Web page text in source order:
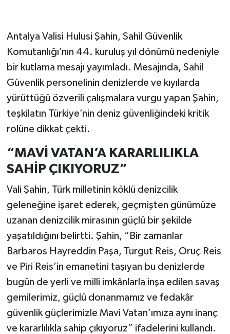
Antalya Valisi Hulusi Şahin, Sahil Güvenlik
Komutanlığı’nın 44. kuruluş yıl dönümü nedeniyle
bir kutlama mesajı yayımladı. Mesajında, Sahil
Güvenlik personelinin denizlerde ve kıyılarda
yürüttüğü özverili çalışmalara vurgu yapan Şahin,
teşkilatın Türkiye’nin deniz güvenliğindeki kritik
rolüne dikkat çekti.
“MAVİ VATAN’A KARARLILIKLA
SAHİP ÇIKIYORUZ”
Vali Şahin, Türk milletinin köklü denizcilik
geleneğine işaret ederek, geçmişten günümüze
uzanan denizcilik mirasının güçlü bir şekilde
yaşatıldığını belirtti. Şahin, “Bir zamanlar
Barbaros Hayreddin Paşa, Turgut Reis, Oruç Reis
ve Piri Reis’in emanetini taşıyan bu denizlerde
bugün de yerli ve milli imkânlarla inşa edilen savaş
gemilerimiz, güçlü donanmamız ve fedakâr
güvenlik güçlerimizle Mavi Vatan’ımıza aynı inanç
ve kararlılıkla sahip çıkıyoruz” ifadelerini kullandı.